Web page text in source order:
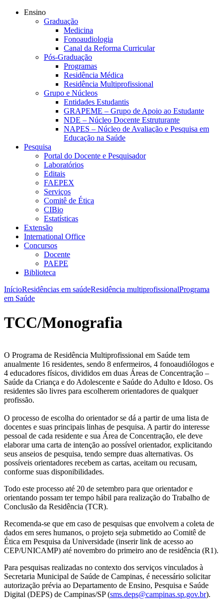
Ensino
Graduação
Medicina
Fonoaudiologia
Canal da Reforma Curricular
Pós-Graduação
Programas
Residência Médica
Residência Multiprofissional
Grupo e Núcleos
Entidades Estudantis
GRAPEME – Grupo de Apoio ao Estudante
NDE – Núcleo Docente Estruturante
NAPES – Núcleo de Avaliação e Pesquisa em
Educação na Saúde
Pesquisa
Portal do Docente e Pesquisador
Laboratórios
Editais
FAEPEX
Serviços
Comitê de Ética
CIBio
Estatísticas
Extensão
International Office
Concursos
Docente
PAEPE
Biblioteca
InícioResidências em saúdeResidência multiprofissionalPrograma
em Saúde
TCC/Monografia
O Programa de Residência Multiprofissional em Saúde tem
anualmente 16 residentes, sendo 8 enfermeiros, 4 fonoaudiólogos e
4 educadores físicos, divididos em duas Áreas de Concentração –
Saúde da Criança e do Adolescente e Saúde do Adulto e Idoso. Os
residentes são livres para escolherem orientadores de qualquer
profissão.
O processo de escolha do orientador se dá a partir de uma lista de
docentes e suas principais linhas de pesquisa. A partir do interesse
pessoal de cada residente e sua Área de Concentração, ele deve
elaborar uma carta de intenção ao possível orientador, explicitando
seus anseios de pesquisa, tendo sempre duas alternativas. Os
possíveis orientadores recebem as cartas, aceitam ou recusam,
conforme suas disponibilidades.
Todo este processo até 20 de setembro para que orientador e
orientando possam ter tempo hábil para realização do Trabalho de
Conclusão da Residência (TCR).
Recomenda-se que em caso de pesquisas que envolvem a coleta de
dados em seres humanos, o projeto seja submetido ao Comitê de
Ética em Pesquisa da Universidade (inserir link de acesso ao
CEP/UNICAMP) até novembro do primeiro ano de residência (R1).
Para pesquisas realizadas no contexto dos serviços vinculados à
Secretaria Municipal de Saúde de Campinas, é necessário solicitar
autorização prévia ao Departamento de Ensino, Pesquisa e Saúde
Digital (DEPS) de Campinas/SP (sms.deps@campinas.sp.gov.br).